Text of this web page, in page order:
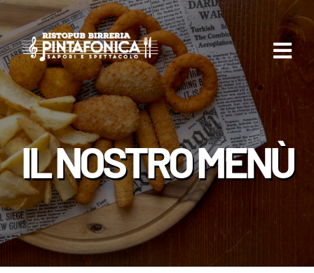
Skip
to
content
Home
Menù
Eventi
Le Birre
IL NOSTRO MENÙ